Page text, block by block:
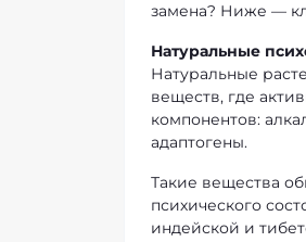
замена? Ниже —
Натуральные
Натуральные
веществ, где
компонентов:
адаптогены.
Такие вещества
психического
индейской и